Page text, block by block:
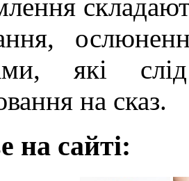
які
на сказ.
на сайті: